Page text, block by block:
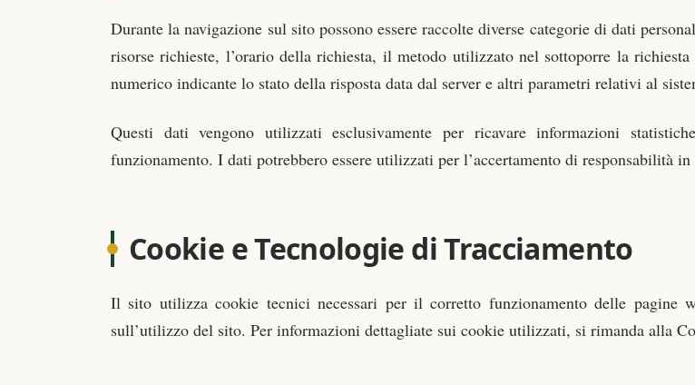
Durante la navigazione sul sito possono essere raccolte diverse categorie di dati
risorse richieste, l’orario della richiesta, il metodo utilizzato nel sottoporre la
numerico indicante lo stato della risposta data dal server e altri parametri relativi al
Questi dati vengono utilizzati esclusivamente per ricavare informazioni
funzionamento. I dati potrebbero essere utilizzati per l’accertamento di responsabilità
Cookie e Tecnologie di Tracciamento
Il sito utilizza cookie tecnici necessari per il corretto funzionamento delle pagine
sull’utilizzo del sito. Per informazioni dettagliate sui cookie utilizzati, si rimanda alla